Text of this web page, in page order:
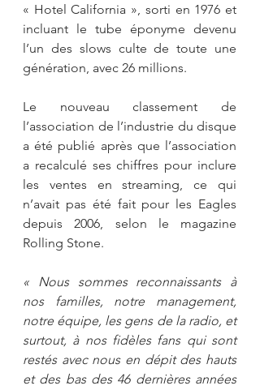
« Hotel California », sorti en 1976 et
incluant le tube éponyme devenu
l’un des slows culte de toute une
génération, avec 26 millions.
Le nouveau classement de
l’association de l’industrie du disque
a été publié après que l’association
a recalculé ses chiffres pour inclure
les ventes en streaming, ce qui
n’avait pas été fait pour les Eagles
depuis 2006, selon le magazine
Rolling Stone.
« Nous sommes reconnaissants à
nos familles, notre management,
notre équipe, les gens de la radio, et
surtout, à nos fidèles fans qui sont
restés avec nous en dépit des hauts
et des bas des 46 dernières années